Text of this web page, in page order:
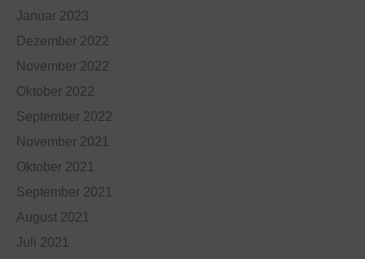
Januar 2023
Dezember 2022
November 2022
Oktober 2022
September 2022
November 2021
Oktober 2021
September 2021
August 2021
Juli 2021